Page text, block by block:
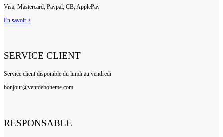
Visa, Mastercard, Paypal, CB, ApplePay
En savoir +
SERVICE CLIENT
Service client disponible du lundi au vendredi
bonjour@ventdeboheme.com
RESPONSABLE